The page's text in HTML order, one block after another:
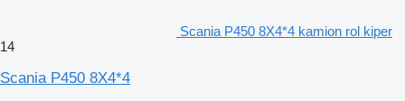
Scania P450 8X4*4 kamion rol kiper
14
Scania P450 8X4*4